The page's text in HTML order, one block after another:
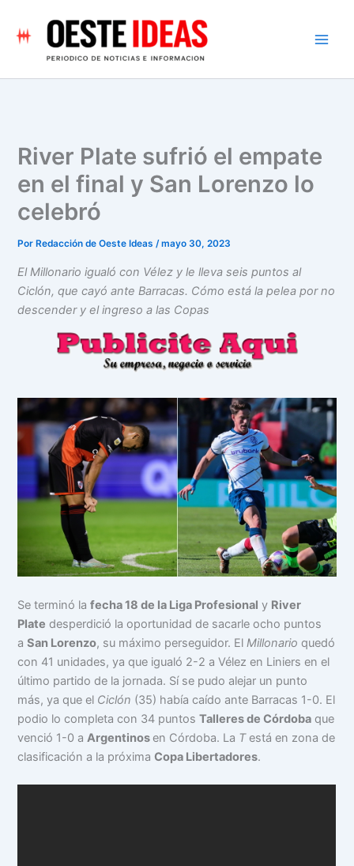
contenido
River Plate sufrió el empate
en el final y San Lorenzo lo
celebró
Por Redacción de Oeste Ideas/mayo 30, 2023
El Millonario igualó con Vélez y le lleva seis puntos al
Ciclón, que cayó ante Barracas. Cómo está la pelea por no
descender y el ingreso a las Copas
Se terminó lafecha 18 de la Liga Profesional y River
Plate desperdició la oportunidad de sacarle ocho puntos
aSan Lorenzo, su máximo perseguidor. ElMillonario quedó
con 41 unidades, ya que igualó 2-2 a Vélez en Liniers en el
último partido de la jornada. Sí se pudo alejar un punto
más, ya que el Ciclón (35) había caído ante Barracas 1-0. El
podio lo completa con 34 puntosTalleres de Córdoba que
venció 1-0 aArgentinos en Córdoba. La Testá en zona de
clasificación a la próximaCopa Libertadores.